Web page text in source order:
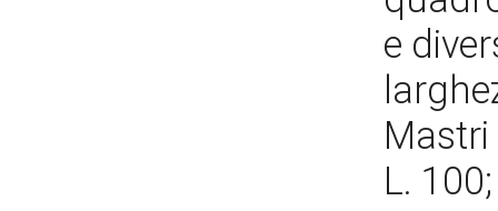
e
Mastri
L.